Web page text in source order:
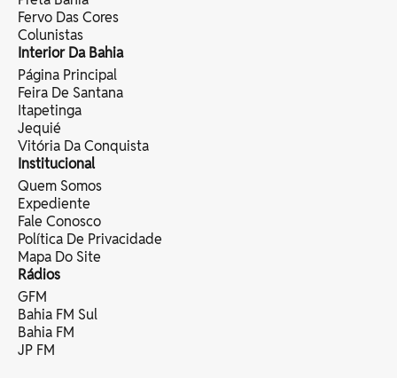
Fervo Das Cores
Colunistas
Interior Da Bahia
Página Principal
Feira De Santana
Itapetinga
Jequié
Vitória Da Conquista
Institucional
Quem Somos
Expediente
Fale Conosco
Política De Privacidade
Mapa Do Site
Rádios
GFM
Bahia FM Sul
Bahia FM
JP FM